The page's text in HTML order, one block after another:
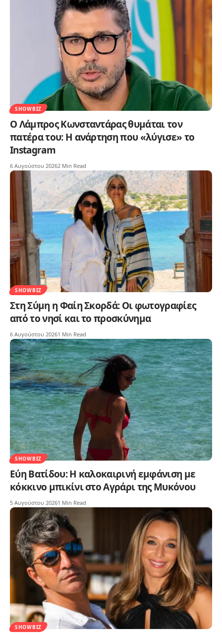
SHOWBIZ
Ο Λάμπρος Κωνσταντάρας θυμάται τον
πατέρα του: Η ανάρτηση που «λύγισε» το
Instagram
6 Αυγούστου 20262 Min Read
SHOWBIZ
Στη Σύμη η Φαίη Σκορδά: Οι φωτογραφίες
από το νησί και το προσκύνημα
6 Αυγούστου 20261 Min Read
SHOWBIZ
Εύη Βατίδου: Η καλοκαιρινή εμφάνιση με
κόκκινο μπικίνι στο Αγράρι της Μυκόνου
5 Αυγούστου 20261 Min Read
SHOWBIZ